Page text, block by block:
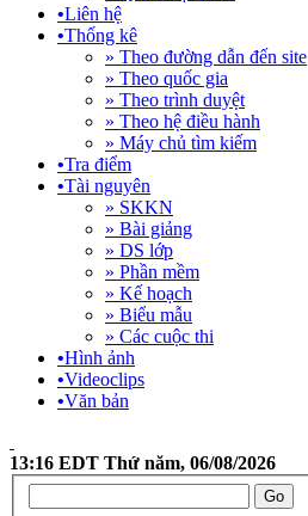
•Liên hệ
•Thống kê
» Theo đường dẫn đến site
» Theo quốc gia
» Theo trình duyệt
» Theo hệ điều hành
» Máy chủ tìm kiếm
•Tra điểm
•Tài nguyên
» SKKN
» Bài giảng
» DS lớp
» Phần mềm
» Kế hoạch
» Biểu mẫu
» Các cuộc thi
•Hình ảnh
•Videoclips
•Văn bản
13:16 EDT Thứ năm, 06/08/2026